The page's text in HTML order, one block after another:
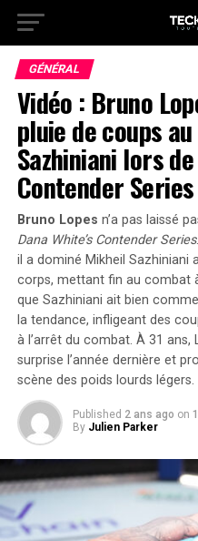
GÉNÉRAL
Vidéo : Bruno
pluie de coups
Sazhiniani lors
Contender
Bruno Lopes n’a pas laissé
Dana White’s Contender Series
il a dominé Mikheil Sazhiniani
corps, mettant fin au combat
que Sazhiniani ait bien
la tendance, infligeant des
à l’arrêt du combat. À 31 ans,
surprise l’année dernière et
scène des poids lourds légers.
Published 2 ans ago on
By Julien Parker